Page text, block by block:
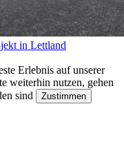
in Lettland
Erlebnis auf unserer
weiterhin nutzen, gehen
sind
Zustimmen